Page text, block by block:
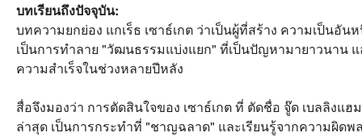
บทเรียนถึงปัจจุบัน:
บทความยกย่อง แกเร็ธ เซาธ์เกต ว่าเป็นผู้ที่สร้าง ความเป็นอัน
เป็นการทำลาย "วัฒนธรรมแบ่งแยก" ที่เป็นปัญหามายาวนาน
ความสำเร็จในช่วงหลายปีหลัง
สื่อจึงมองว่า การตัดสินใจของ เซาธ์เกต ที่ ตัดชื่อ จู๊ด เบลลิงแ
ล่าสุด เป็นการกระทำที่ "ชาญฉลาด" และเรียนรู้จากความผิดพ